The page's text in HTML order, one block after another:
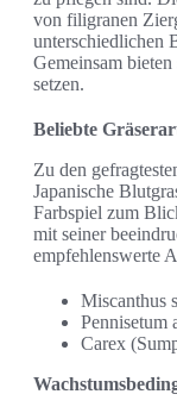
von filigranen
unterschiedlichen
Gemeinsam
setzen.
Beliebte
Zu den
Japanische
Farbspiel zum
mit seiner
empfehlenswerte
Miscanthus
Pennisetum
Carex